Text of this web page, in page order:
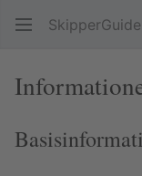
SkipperGuide